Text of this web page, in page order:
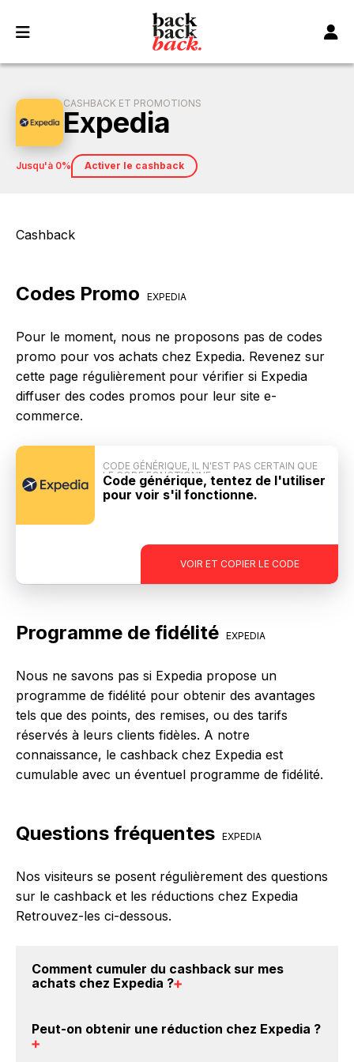
CASHBACK ET PROMOTIONS
Expedia
jusqu'à 0% Activer le cashback
Cashback
Codes Promo EXPEDIA
Pour le moment, nous ne proposons pas de codes
promo pour vos achats chez Expedia. Revenez sur
cette page régulièrement pour vérifier si Expedia
diffuser des codes promos pour leur site e-
commerce.
VOIR ET COPIER LE CODE
CODE GÉNÉRIQUE, IL N'EST PAS CERTAIN QUE
LE CODE FONCTIONNE
Code générique, tentez de l'utiliser
pour voir s'il fonctionne.
Programme de fidélité EXPEDIA
Nous ne savons pas si Expedia propose un
programme de fidélité pour obtenir des avantages
tels que des points, des remises, ou des tarifs
réservés à leurs clients fidèles. A notre
connaissance, le cashback chez Expedia est
cumulable avec un éventuel programme de fidélité.
Questions fréquentes EXPEDIA
Nos visiteurs se posent régulièrement des questions
sur le cashback et les réductions chez Expedia
Retrouvez-les ci-dessous.
Comment cumuler du cashback sur mes
achats chez Expedia ?
Expedia : Créez votre compte sur BackBackBack et
Peut-on obtenir une réduction chez Expedia ?